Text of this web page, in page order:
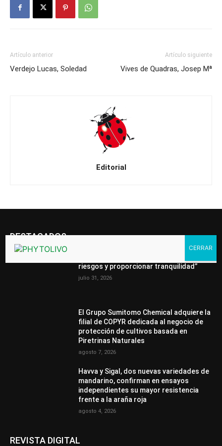
Artículo anterior
Verdejo Lucas, Soledad
Artículo siguiente
Vives de Quadras, Josep Mª
Editorial
DESTACADOS
riesgos y proporcionar tranquilidad”
julio 31, 2026
El Grupo Sumitomo Chemical adquiere la
filial de COPYR dedicada al negocio de
protección de cultivos basada en
Piretrinas Naturales
agosto 7, 2026
Havva y Sigal, dos nuevas variedades de
mandarino, confirman en ensayos
independientes su mayor resistencia
frente a la araña roja
agosto 4, 2026
REVISTA DIGITAL